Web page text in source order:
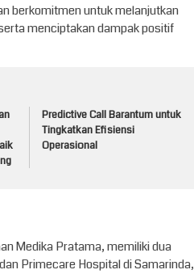
berkomitmen untuk melanjutkan
menciptakan dampak positif
Predictive Call Barantum untuk
Tingkatkan Efisiensi
Operasional
Medika Pratama, memiliki dua
Primecare Hospital di Samarinda,